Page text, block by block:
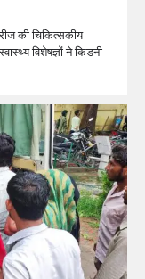
की चिकित्सकीय
विशेषज्ञों ने किडनी